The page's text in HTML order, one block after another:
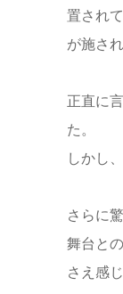
置され
が施さ
正直に
た。
しかし
さらに
舞台と
さえ感